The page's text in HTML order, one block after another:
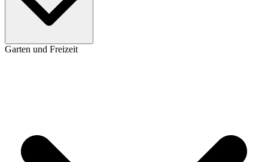
Garten und Freizeit